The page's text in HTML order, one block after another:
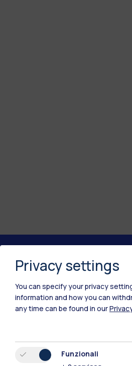
Polimi Community
Tutti i siti dell’ecosistema
Privacy settings
You can specify your privacy
information and how you can
any time can be found in our
Funzionali